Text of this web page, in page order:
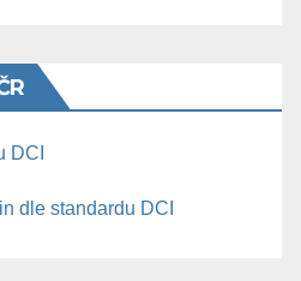
DCI
dle standardu DCI